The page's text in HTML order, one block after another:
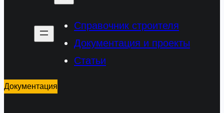
Справочник строителя
Документация и проекты
Статьи
Документация